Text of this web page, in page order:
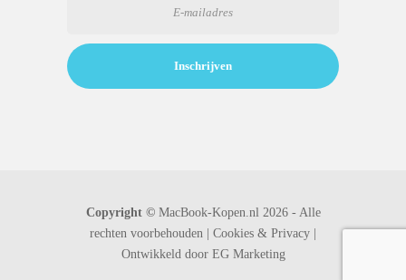
Copyright ©MacBook-Kopen.nl 2026 - Alle
rechten voorbehouden | Cookies & Privacy |
Ontwikkeld door EG Marketing